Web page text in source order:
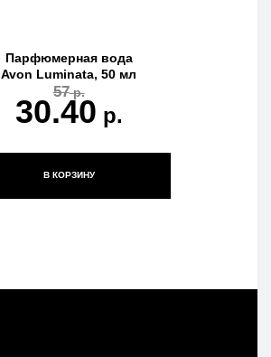
Парфюмерная вода
Avon Luminata, 50 мл
57р.
30.40 р.
В КОРЗИНУ